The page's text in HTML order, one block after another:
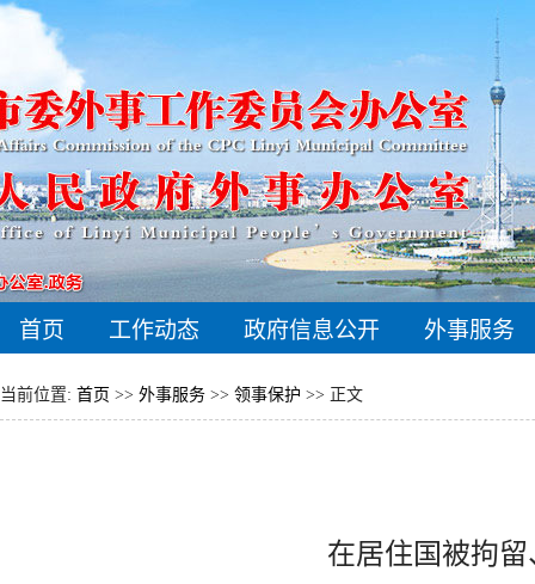
首页 工作动态 政府信息公开 外事服务
当前位置: 首页 >> 外事服务 >> 领事保护 >> 正文
在居住国被拘